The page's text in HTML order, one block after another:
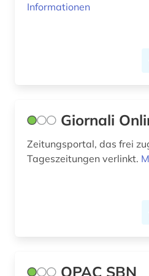
korpus (1)
kulturwissenschaften (6)
kunstgeschichte (3)
kupferstichkabinett (1)
Informationen
Giornali
Zeitungsportal, das frei
Tageszeitungen verlinkt.
OPAC SBN